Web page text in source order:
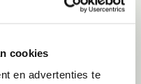
cookies
en advertenties te